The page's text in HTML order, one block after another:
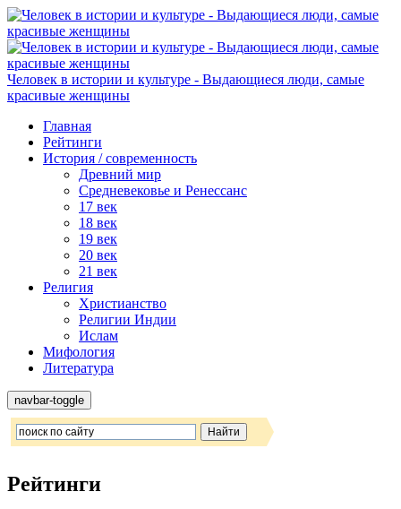
Человек в истории и культуре - Выдающиеся люди, самые
красивые женщины
Главная
Рейтинги
История / современность
Древний мир
Средневековье и Ренессанс
17 век
18 век
19 век
20 век
21 век
Религия
Христианство
Религии Индии
Ислам
Мифология
Литература
navbar-toggle
Рейтинги